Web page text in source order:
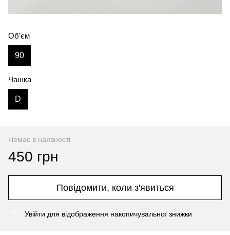
Об'єм
90
Чашка
D
Немає в наявності
450 грн
Повідомити, коли з'явиться
Увійти для відображення накопичувальної знижки